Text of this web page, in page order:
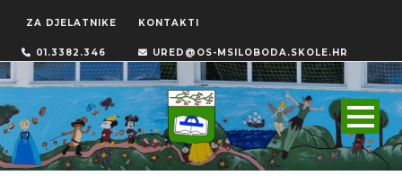
ZA DJELATNIKE KONTAKTI
01.3382.346 URED@OS-MSILOBODA.SKOLE.HR